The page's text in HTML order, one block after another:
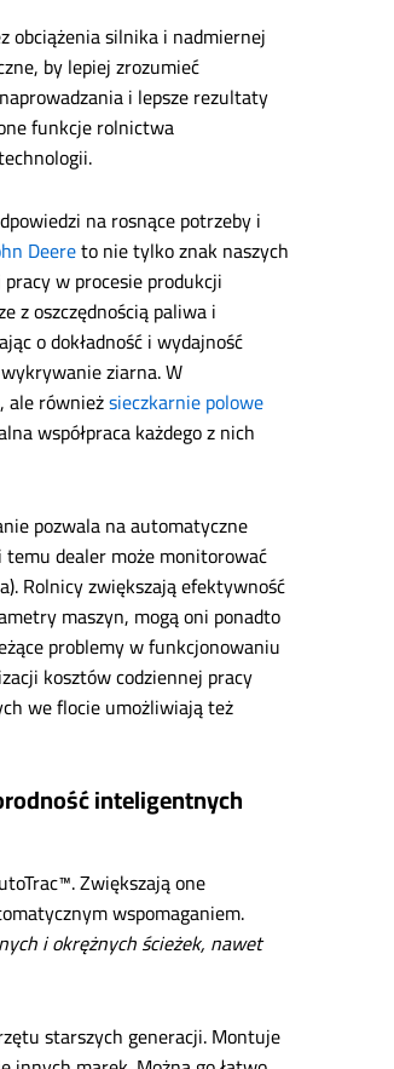
silnika i nadmiernej
by lepiej zrozumieć
i lepsze rezultaty
funkcje rolnictwa
na rosnące potrzeby i
Deereto nie tylko znak naszych
w procesie produkcji
z oszczędnością paliwa i
o dokładność i wydajność
ziarna. W
, ale równieżsieczkarnie polowe
współpraca każdego z nich
pozwala na automatyczne
temu dealer może monitorować
Rolnicy zwiększają efektywność
maszyn, mogą oni ponadto
problemy w funkcjonowaniu
kosztów codziennej pracy
we flocie umożliwiają też
inteligentnych
Zwiększają one
wspomaganiem.
i okrężnych ścieżek, nawet
starszych generacji. Montuje